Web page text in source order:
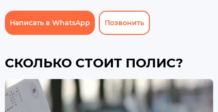
Написать в WhatsApp Позвонить
СКОЛЬКО СТОИТ ПОЛИС?